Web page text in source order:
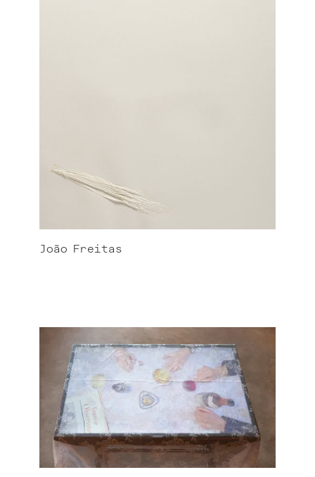
João Freitas